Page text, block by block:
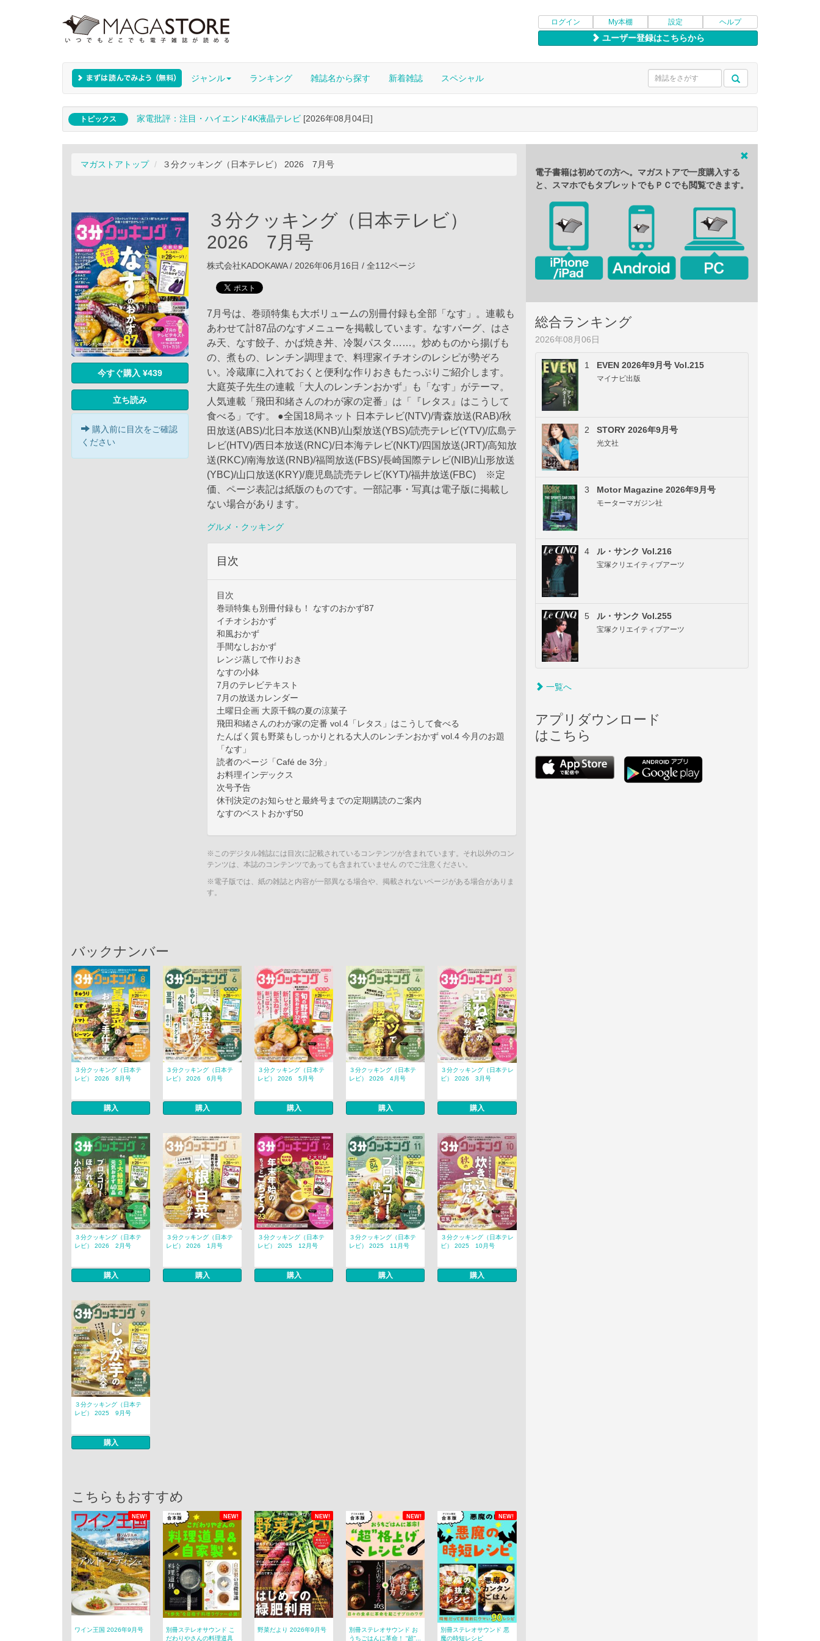
ログイン My本棚 設定 ヘルプ
ユーザー登録はこちらから
ジャンル ランキング 雑誌名から探す 新着雑誌 スペシャル
トピックス 家電批評：注目・ハイエンド4K液晶テレビ [2026年08月04日]
マガストアトップ ３分クッキング（日本テレビ） 2026 7月号
今すぐ購入 ¥439
立ち読み
購入前に目次をご確認
ください
３分クッキング（日本テレビ）
2026 7月号
株式会社KADOKAWA / 2026年06月16日 / 全112ページ
7月号は、巻頭特集も大ボリュームの別冊付録も全部「なす」。連載も
あわせて計87品のなすメニューを掲載しています。なすバーグ、はさ
み天、なす餃子、かば焼き丼、冷製パスタ……。炒めものから揚げも
の、煮もの、レンチン調理まで、料理家イチオシのレシピが勢ぞろ
い。冷蔵庫に入れておくと便利な作りおきもたっぷりご紹介します。
大庭英子先生の連載「大人のレンチンおかず」も「なす」がテーマ。
人気連載「飛田和緒さんのわが家の定番」は「『レタス』はこうして
食べる」です。 ●全国18局ネット 日本テレビ(NTV)/青森放送(RAB)/秋
田放送(ABS)/北日本放送(KNB)/山梨放送(YBS)/読売テレビ(YTV)/広島テ
レビ(HTV)/西日本放送(RNC)/日本海テレビ(NKT)/四国放送(JRT)/高知放
送(RKC)/南海放送(RNB)/福岡放送(FBS)/長崎国際テレビ(NIB)/山形放送
(YBC)/山口放送(KRY)/鹿児島読売テレビ(KYT)/福井放送(FBC) ※定
価、ページ表記は紙版のものです。一部記事・写真は電子版に掲載し
ない場合があります。
グルメ・クッキング
目次
目次
巻頭特集も別冊付録も！ なすのおかず87
イチオシおかず
和風おかず
手間なしおかず
レンジ蒸しで作りおき
なすの小鉢
7月のテレビテキスト
7月の放送カレンダー
土曜日企画 大原千鶴の夏の涼菓子
飛田和緒さんのわが家の定番 vol.4「レタス」はこうして食べる
たんぱく質も野菜もしっかりとれる大人のレンチンおかず vol.4 今月のお題
「なす」
読者のページ「Café de 3分」
お料理インデックス
次号予告
休刊決定のお知らせと最終号までの定期購読のご案内
なすのベストおかず50
※このデジタル雑誌には目次に記載されているコンテンツが含まれています。それ以外のコン
テンツは、本誌のコンテンツであっても含まれていません のでご注意ください。
※電子版では、紙の雑誌と内容が一部異なる場合や、掲載されないページがある場合がありま
す。
バックナンバー
３分クッキング（日本テ
レビ） 2026 8月号
購入
３分クッキング（日本テ
レビ） 2026 6月号
購入
３分クッキング（日本テ
レビ） 2026 5月号
購入
３分クッキング（日本テ
レビ） 2026 4月号
購入
３分クッキング（日本テレ
ビ） 2026 3月号
購入
３分クッキング（日本テ
レビ） 2026 2月号
購入
３分クッキング（日本テ
レビ） 2026 1月号
購入
３分クッキング（日本テ
レビ） 2025 12月号
購入
３分クッキング（日本テ
レビ） 2025 11月号
購入
３分クッキング（日本テレ
ビ） 2025 10月号
購入
３分クッキング（日本テ
レビ） 2025 9月号
購入
こちらもおすすめ
NEW! NEW! NEW! NEW! NEW!
ワイン王国 2026年9月号
別冊ステレオサウンド こ
だわりやさんの料理道具
野菜だより 2026年9月号
別冊ステレオサウンド お
うちごはんに革命！ “超”...
別冊ステレオサウンド 悪
魔の時短レシピ
電子書籍は初めての方へ。マガストアで一度購入する
と、スマホでもタブレットでもＰＣでも閲覧できます。
総合ランキング
2026年08月06日
1 EVEN 2026年9月号 Vol.215
マイナビ出版
2 STORY 2026年9月号
光文社
3 Motor Magazine 2026年9月号
モーターマガジン社
4 ル・サンク Vol.216
宝塚クリエイティブアーツ
5 ル・サンク Vol.255
宝塚クリエイティブアーツ
一覧へ
アプリダウンロード
はこちら